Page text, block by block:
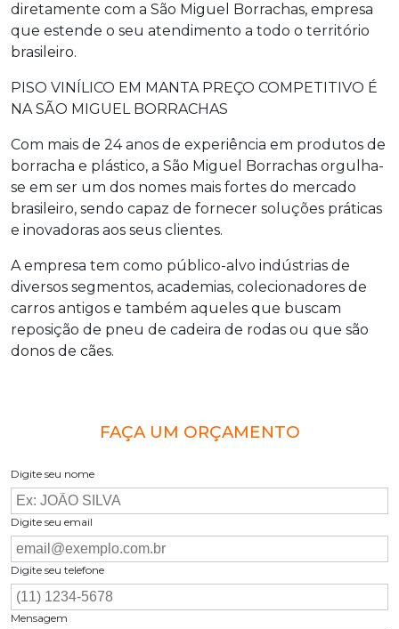
diretamente com a São Miguel Borrachas, empresa
que estende o seu atendimento a todo o território
brasileiro.
PISO VINÍLICO EM MANTA PREÇO COMPETITIVO É
NA SÃO MIGUEL BORRACHAS
Com mais de 24 anos de experiência em produtos de
borracha e plástico, a São Miguel Borrachas orgulha-
se em ser um dos nomes mais fortes do mercado
brasileiro, sendo capaz de fornecer soluções práticas
e inovadoras aos seus clientes.
A empresa tem como público-alvo indústrias de
diversos segmentos, academias, colecionadores de
carros antigos e também aqueles que buscam
reposição de pneu de cadeira de rodas ou que são
donos de cães.
FAÇA UM ORÇAMENTO
Digite seu nome
Digite seu email
Digite seu telefone
Mensagem